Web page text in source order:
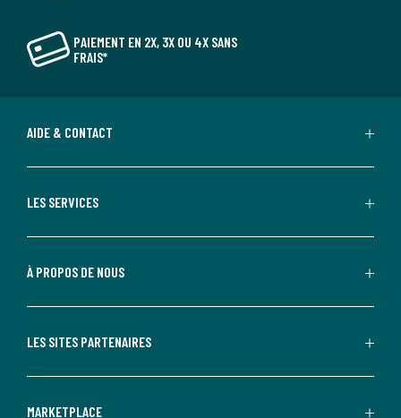
PAIEMENT EN 2X, 3X OU 4X SANS
FRAIS*
AIDE & CONTACT
LES SERVICES
À PROPOS DE NOUS
LES SITES PARTENAIRES
MARKETPLACE